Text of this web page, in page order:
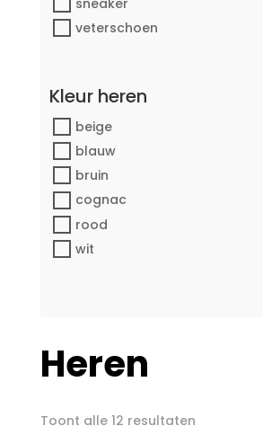
veterschoen
Kleur heren
beige
blauw
bruin
cognac
rood
wit
Heren
Toont alle 12 resultatenGesorteerd